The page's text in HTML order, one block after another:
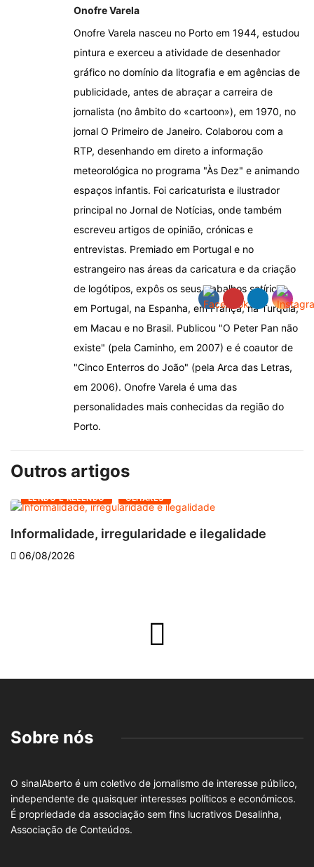
Onofre Varela
Onofre Varela nasceu no Porto em 1944, estudou
pintura e exerceu a atividade de desenhador
gráfico no domínio da litografia e em agências de
publicidade, antes de abraçar a carreira de
jornalista (no âmbito do «cartoon»), em 1970, no
jornal O Primeiro de Janeiro. Colaborou com a
RTP, desenhando em direto a informação
meteorológica no programa "Às Dez" e animando
espaços infantis. Foi caricaturista e ilustrador
principal no Jornal de Notícias, onde também
escreveu artigos de opinião, crónicas e
entrevistas. Premiado em Portugal e no
estrangeiro nas áreas da caricatura e da criação
de logótipos, expôs os seus trabalhos satíricos
em Portugal, na Espanha, em França, na Turquia,
em Macau e no Brasil. Publicou "O Peter Pan não
existe" (pela Caminho, em 2007) e é coautor de
"Cinco Enterros do João" (pela Arca das Letras,
em 2006). Onofre Varela é uma das
personalidades mais conhecidas da região do
Porto.
Outros artigos
LENDO E RELENDO OLHARES
Informalidade, irregularidade e ilegalidade
06/08/2026
Sobre nós
O sinalAberto é um coletivo de jornalismo de interesse público,
independente de quaisquer interesses políticos e económicos.
É propriedade da associação sem fins lucrativos Desalinha,
Associação de Conteúdos.